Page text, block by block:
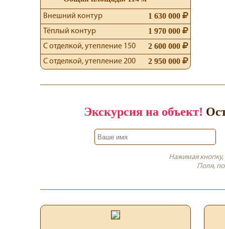
Внешний контур 1 630 000
Тёплый контур 1 970 000
С отделкой, утепление 150 2 600 000
С отделкой, утепление 200 2 950 000
Экскурсия на объект!
Нажимая
Поля,